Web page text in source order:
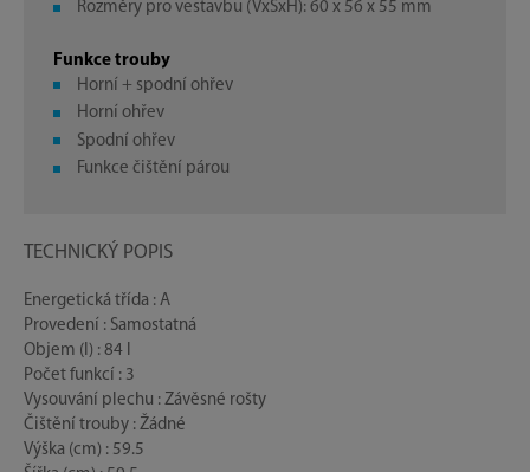
Rozměry pro vestavbu (VxŠxH): 60 x 56 x 55 mm
Funkce trouby
Horní + spodní ohřev
Horní ohřev
Spodní ohřev
Funkce čištění párou
TECHNICKÝ POPIS
Energetická třída : A
Provedení : Samostatná
Objem (l) : 84 l
Počet funkcí : 3
Vysouvání plechu : Závěsné rošty
Čištění trouby : Žádné
Výška (cm) : 59.5